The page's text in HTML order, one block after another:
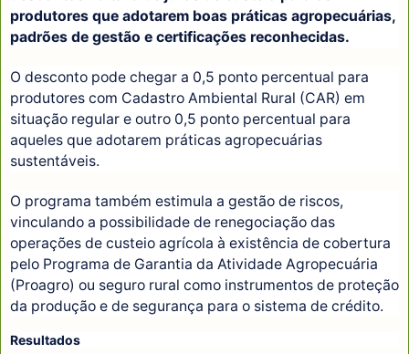
produtores que adotarem boas práticas agropecuárias,
padrões de gestão e certificações reconhecidas.
O desconto pode chegar a 0,5 ponto percentual para
produtores com Cadastro Ambiental Rural (CAR) em
situação regular e outro 0,5 ponto percentual para
aqueles que adotarem práticas agropecuárias
sustentáveis.
O programa também estimula a gestão de riscos,
vinculando a possibilidade de renegociação das
operações de custeio agrícola à existência de cobertura
pelo Programa de Garantia da Atividade Agropecuária
(Proagro) ou seguro rural como instrumentos de proteção
da produção e de segurança para o sistema de crédito.
Resultados